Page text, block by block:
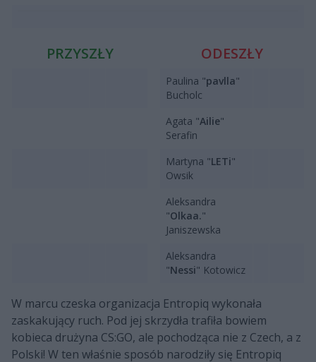
PRZYSZŁY ODESZŁY
Paulina "pavlla"
Bucholc
Agata "Ailie"
Serafin
Martyna "LETi"
Owsik
Aleksandra
"Olkaa."
Janiszewska
Aleksandra
"Nessi" Kotowicz
W marcu czeska organizacja Entropiq wykonała
zaskakujący ruch. Pod jej skrzydła trafiła bowiem
kobieca drużyna CS:GO, ale pochodząca nie z Czech, a z
Polski! W ten właśnie sposób narodziły się Entropiq